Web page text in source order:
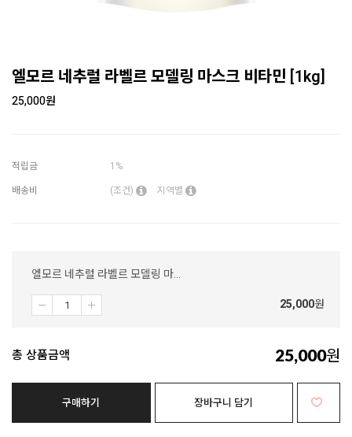
엘모르 네추럴 라벨르 모델링 마스크 비타민 [1kg]
25,000원
적립금
1%
배송비
(조건) 지역별
엘모르 네추럴 라벨르 모델링 마스크 비타민 [1kg]
25,000원
총 상품금액 25,000원
구매하기 장바구니 담기